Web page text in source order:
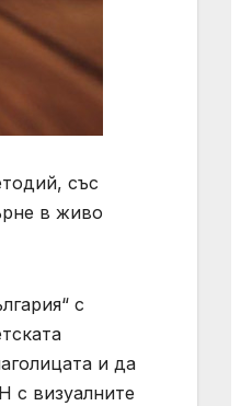
със
в живо
с
и да
с визуалните